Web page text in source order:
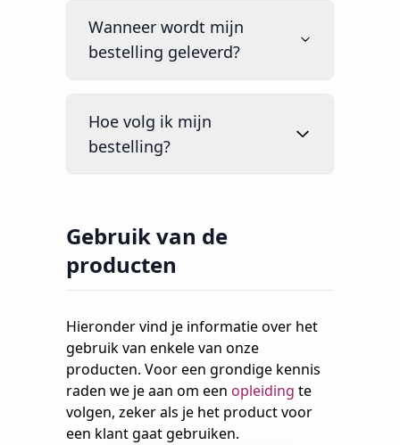
Wanneer wordt mijn
bestelling geleverd?
Hoe volg ik mijn
bestelling?
Gebruik van de
producten
Hieronder vind je informatie over het
gebruik van enkele van onze
producten. Voor een grondige kennis
raden we je aan om een opleiding te
volgen, zeker als je het product voor
een klant gaat gebruiken.